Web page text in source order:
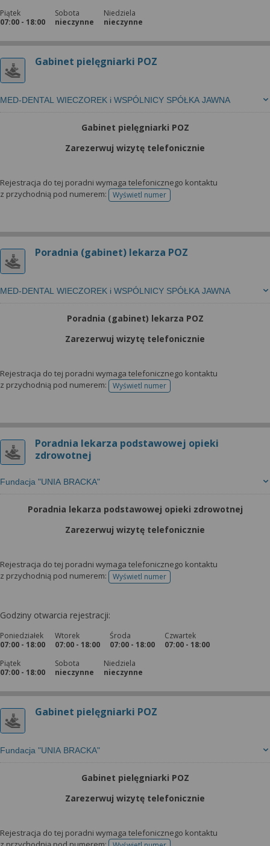
Piątek
07:00 - 18:00
Sobota
nieczynne
Niedziela
nieczynne
Gabinet pielęgniarki POZ
MED-DENTAL WIECZOREK i WSPÓLNICY SPÓŁKA JAWNA
Gabinet pielęgniarki POZ
Zarezerwuj wizytę telefonicznie
Rejestracja do tej poradni wymaga telefonicznego kontaktu
z przychodnią pod numerem:
Wyświetl numertelefonu do rejestracji
Poradnia (gabinet) lekarza POZ
MED-DENTAL WIECZOREK i WSPÓLNICY SPÓŁKA JAWNA
Poradnia (gabinet) lekarza POZ
Zarezerwuj wizytę telefonicznie
Rejestracja do tej poradni wymaga telefonicznego kontaktu
z przychodnią pod numerem:
Wyświetl numertelefonu do rejestracji
Poradnia lekarza podstawowej opieki
zdrowotnej
Fundacja "UNIA BRACKA"
Poradnia lekarza podstawowej opieki zdrowotnej
Zarezerwuj wizytę telefonicznie
Rejestracja do tej poradni wymaga telefonicznego kontaktu
z przychodnią pod numerem:
Wyświetl numertelefonu do rejestracji
Godziny otwarcia rejestracji:
Poniedziałek
07:00 - 18:00
Wtorek
07:00 - 18:00
Środa
07:00 - 18:00
Czwartek
07:00 - 18:00
Piątek
07:00 - 18:00
Sobota
nieczynne
Niedziela
nieczynne
Gabinet pielęgniarki POZ
Fundacja "UNIA BRACKA"
Gabinet pielęgniarki POZ
Zarezerwuj wizytę telefonicznie
Rejestracja do tej poradni wymaga telefonicznego kontaktu